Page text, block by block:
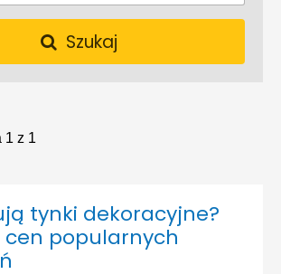
Szukaj
1 z 1
tynki dekoracyjne?
cen popularnych